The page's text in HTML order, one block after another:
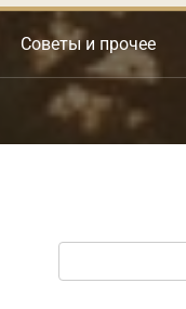
Советы и прочее